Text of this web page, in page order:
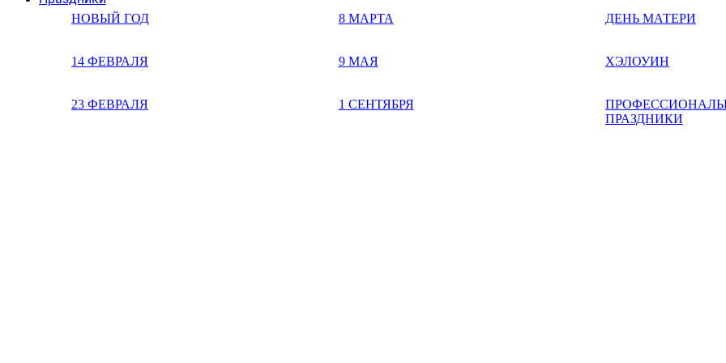
НОВЫЙ ГОД
14 ФЕВРАЛЯ
23 ФЕВРАЛЯ
8 МАРТА
9 МАЯ
1 СЕНТЯБРЯ
ДЕНЬ МАТЕРИ
ХЭЛОУИН
ПРАЗДНИКИ